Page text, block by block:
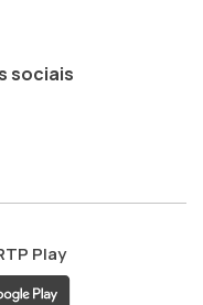
sociais
ao
Play